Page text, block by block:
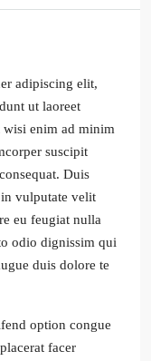
adipiscing elit,
ut laoreet
wisi enim ad minim
suscipit
Duis
vulputate velit
eu feugiat nulla
odio dignissim qui
duis dolore te
option congue
facer